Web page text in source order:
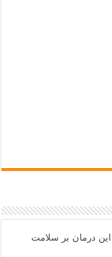
درمان بر سلامت